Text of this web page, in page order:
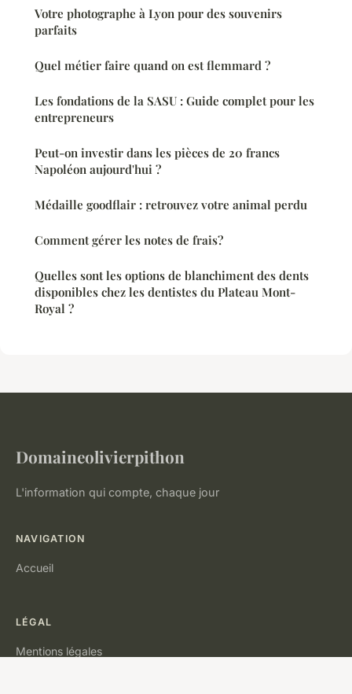
Votre photographe à Lyon pour des souvenirs
parfaits
Quel métier faire quand on est flemmard ?
Les fondations de la SASU : Guide complet pour les
entrepreneurs
Peut-on investir dans les pièces de 20 francs
Napoléon aujourd'hui ?
Médaille goodflair : retrouvez votre animal perdu
Comment gérer les notes de frais?
Quelles sont les options de blanchiment des dents
disponibles chez les dentistes du Plateau Mont-
Royal ?
Domaineolivierpithon
L'information qui compte, chaque jour
NAVIGATION
Accueil
LÉGAL
Mentions légales